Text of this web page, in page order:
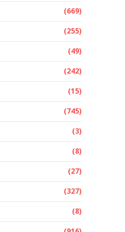
(669)
(255)
(49)
(242)
(15)
(745)
(3)
(8)
(27)
(327)
(8)